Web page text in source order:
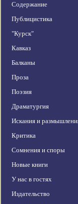
Содержание
Публицистика
"Курск"
Кавказ
Балканы
Проза
Поэзия
Драматургия
Искания и
Критика
Сомнения и споры
Новые книги
У нас в гостях
Издательство